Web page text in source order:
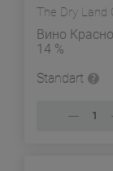
The Dry Land
Вино
14 %
Standart